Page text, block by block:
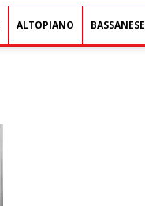
ALTOPIANO BASSANESE